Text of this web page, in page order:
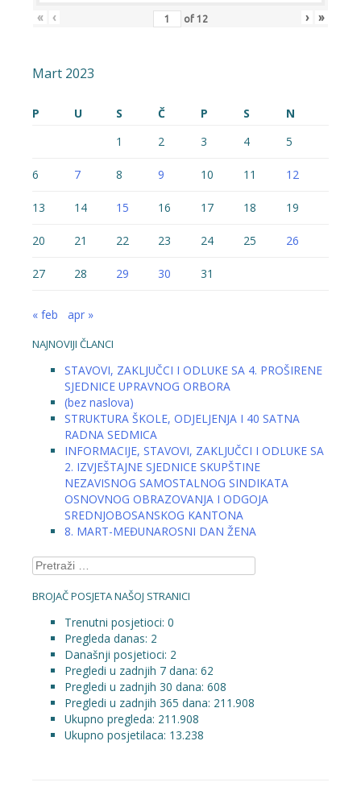
« ‹ of 12 › »
Mart 2023
P U S Č P S
N
1
2 3 4 5
6 7 8 9 10 11 12
13 14 15 16 17 18 19
20 21 22 23 24 25 26
27 28 29 30 31
« feb apr »
NAJNOVIJI ČLANCI
STAVOVI, ZAKLJUČCI I ODLUKE SA 4. PROŠIRENE
SJEDNICE UPRAVNOG ORBORA
(bez naslova)
STRUKTURA ŠKOLE, ODJELJENJA I 40 SATNA
RADNA SEDMICA
INFORMACIJE, STAVOVI, ZAKLJUČCI I ODLUKE SA
2. IZVJEŠTAJNE SJEDNICE SKUPŠTINE
NEZAVISNOG SAMOSTALNOG SINDIKATA
OSNOVNOG OBRAZOVANJA I ODGOJA
SREDNJOBOSANSKOG KANTONA
8. MART-MEĐUNAROSNI DAN ŽENA
Pretraga:
BROJAČ POSJETA NAŠOJ STRANICI
Trenutni posjetioci: 0
Pregleda danas: 2
Današnji posjetioci: 2
Pregledi u zadnjih 7 dana: 62
Pregledi u zadnjih 30 dana: 608
Pregledi u zadnjih 365 dana: 211.908
Ukupno pregleda: 211.908
Ukupno posjetilaca: 13.238